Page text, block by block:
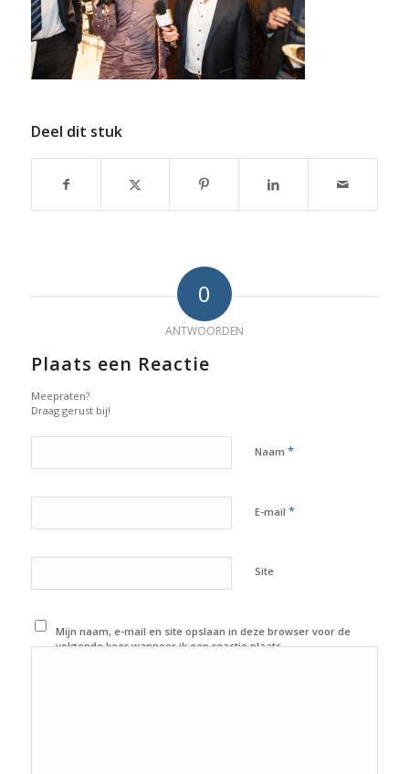
Deel dit stuk
0
ANTWOORDEN
Plaats een Reactie
Meepraten?
Draag gerust bij!
Naam *
E-mail *
Site
Mijn naam, e-mail en site opslaan in deze browser voor de
volgende keer wanneer ik een reactie plaats.